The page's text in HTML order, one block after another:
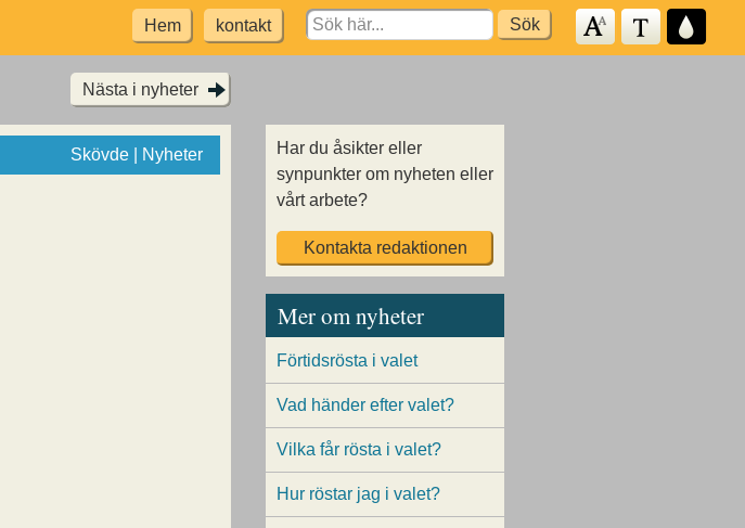
Hem kontakt
Search
for:
Nästa i nyheter
Skövde | Nyheter
Har du åsikter eller
synpunkter om nyheten eller
vårt arbete?
Kontakta redaktionen
Mer om nyheter
Förtidsrösta i valet
Vad händer efter valet?
Vilka får rösta i valet?
Hur röstar jag i valet?